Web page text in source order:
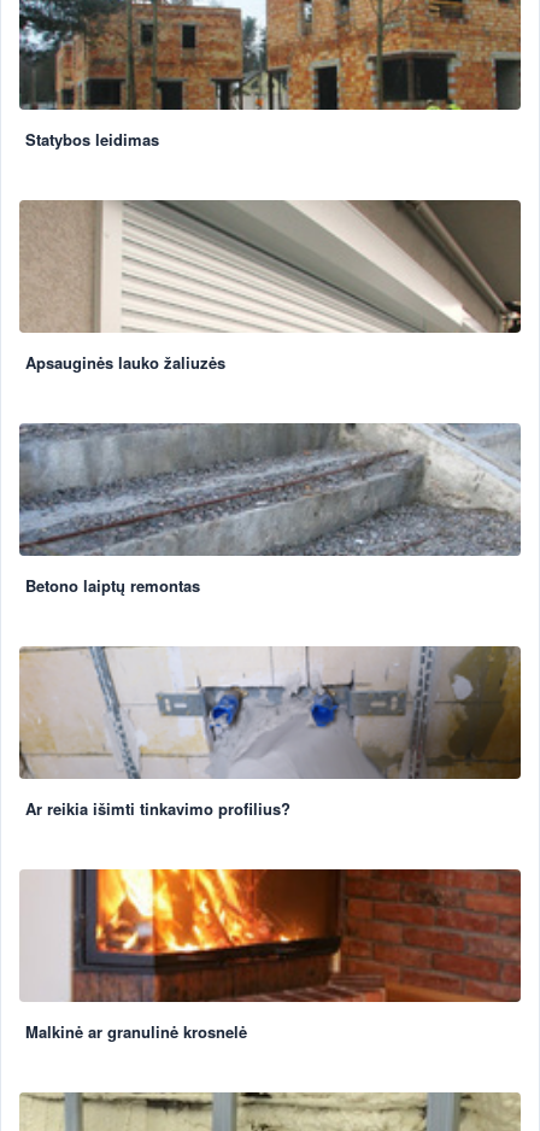
Statybos leidimas
Apsauginės lauko žaliuzės
Betono laiptų remontas
Ar reikia išimti tinkavimo profilius?
Malkinė ar granulinė krosnelė